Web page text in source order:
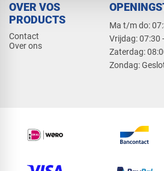
OVER VOS
PRODUCTS
Contact
Over ons
Ma t/m do:
​Vrijdag: 07:30
​Zaterdag:
​Zondag: